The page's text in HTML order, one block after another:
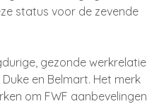
status voor de zevende
gezonde werkrelatie
en Belmart. Het merk
om FWF aanbevelingen